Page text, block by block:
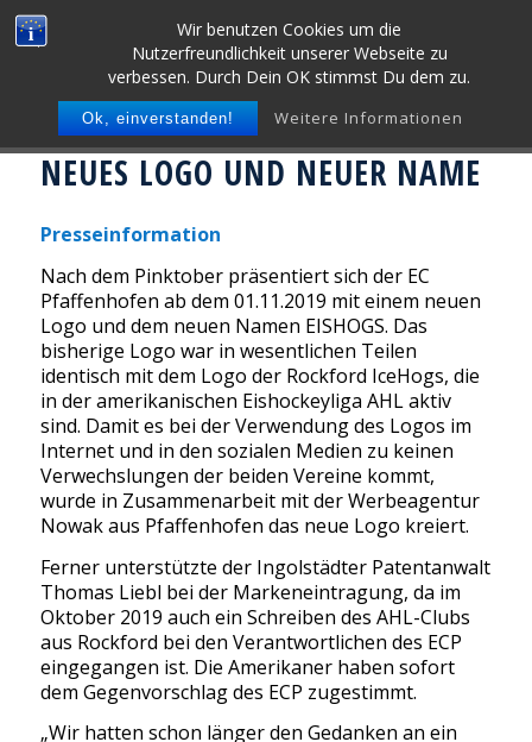
Wir benutzen Cookies um die
Nutzerfreundlichkeit unserer Webseite zu
verbessen. Durch Dein OK stimmst Du dem zu.
Ok, einverstanden! Weitere Informationen
NEUES LOGO UND NEUER NAME
Presseinformation
Nach dem Pinktober präsentiert sich der EC
Pfaffenhofen ab dem 01.11.2019 mit einem neuen
Logo und dem neuen Namen EISHOGS. Das
bisherige Logo war in wesentlichen Teilen
identisch mit dem Logo der Rockford IceHogs, die
in der amerikanischen Eishockeyliga AHL aktiv
sind. Damit es bei der Verwendung des Logos im
Internet und in den sozialen Medien zu keinen
Verwechslungen der beiden Vereine kommt,
wurde in Zusammenarbeit mit der Werbeagentur
Nowak aus Pfaffenhofen das neue Logo kreiert.
Ferner unterstützte der Ingolstädter Patentanwalt
Thomas Liebl bei der Markeneintragung, da im
Oktober 2019 auch ein Schreiben des AHL-Clubs
aus Rockford bei den Verantwortlichen des ECP
eingegangen ist. Die Amerikaner haben sofort
dem Gegenvorschlag des ECP zugestimmt.
„Wir hatten schon länger den Gedanken an ein